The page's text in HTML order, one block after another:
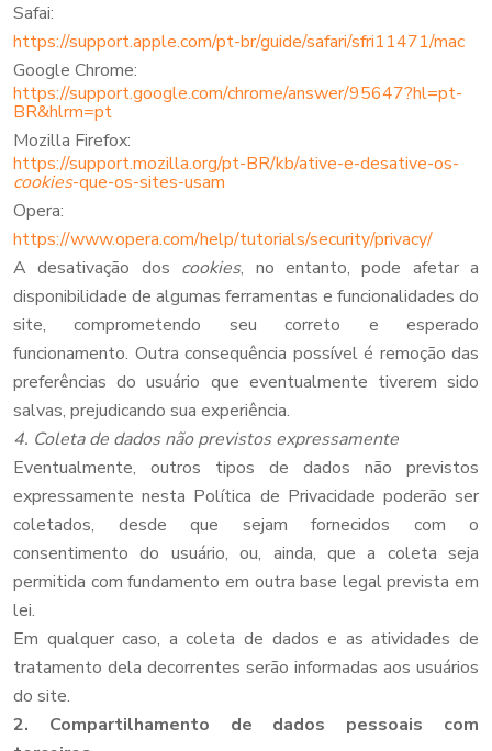
Safai:
https://support.apple.com/pt-br/guide/safari/sfri11471/mac
Google Chrome:
https://support.google.com/chrome/answer/95647?hl=pt-
BR&hlrm=pt
Mozilla Firefox:
https://support.mozilla.org/pt-BR/kb/ative-e-desative-os-
cookies-que-os-sites-usam
Opera:
https://www.opera.com/help/tutorials/security/privacy/
A desativação dos cookies, no entanto, pode afetar a
disponibilidade de algumas ferramentas e funcionalidades do
site, comprometendo seu correto e esperado
funcionamento. Outra consequência possível é remoção das
preferências do usuário que eventualmente tiverem sido
salvas, prejudicando sua experiência.
4. Coleta de dados não previstos expressamente
Eventualmente, outros tipos de dados não previstos
expressamente nesta Política de Privacidade poderão ser
coletados, desde que sejam fornecidos com o
consentimento do usuário, ou, ainda, que a coleta seja
permitida com fundamento em outra base legal prevista em
lei.
Em qualquer caso, a coleta de dados e as atividades de
tratamento dela decorrentes serão informadas aos usuários
do site.
2. Compartilhamento de dados pessoais com